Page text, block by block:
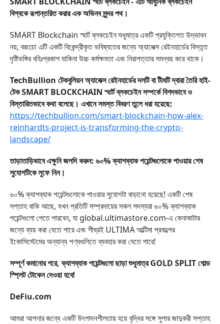
বিশ্বকে রূপান্তরিত করার এক অভিনব সুন্দর পথ।
SMART Blockchain স্মার্ট ব্লকচেইন শুধুমাত্র একটি প্রযুক্তিগত উদ্ভাবন
নয়, বরংচো এটি একটি বিকেন্দ্রীকৃত ভবিষ্যতের জন্যে অ্যালেক্স রেইনহার্ডের বিস্তৃত
দৃষ্টিভঙ্গির বহিঃপ্রকাশ যাকিনা উচ্চ কর্মক্ষমতা এবং নিরাপত্তার সমন্বয় করে থাকে।
TechBullion টেকবুলিয়ন অ্যালেক্স রেইনহার্ডের দলটি বা টীমটি দ্বারা তৈরি হাই-
টেক SMART BLOCKCHAIN স্মার্ট ব্লকচেইন সম্পর্কে বিশদভাবে ও
বিস্তারিতভাবে কথা বলেছে। এখানে সমস্ত বিবরণ তুলে ধরা হয়েছে:
https://techbullion.com/smart-blockchain-how-alex-
reinhardts-project-is-transforming-the-crypto-
landscape/
তাড়াতাড়িভাবে এক্ষুনি জলদি করুন: ৬০% ক্যাশব্যাক পয়েন্টগুলোকে পাওয়ার শেষ
সুযোগটিকে লুফে নিন।
৬০% ক্যাশব্যাক পয়েন্টগুলোকে পাওয়ার সুযোগটা বাড়ানো হয়েছে! একটি শেষ
সপ্তাহ বাকি আছে, যখন প্রতিটি সম্প্রদায়ের সকল সদস্যরা ৬০% ক্যাশব্যাক
পয়েন্টগুলো পেতে পারবেন, যা global.ultimastore.com-এ কেনাকাটার
জন্যে ব্যয় করা যেতে পারে এবং শীঘ্রই ULTIMA আল্টিমা প্রকল্পের
ইকোসিস্টেমের অন্যান্য পণ্যগুলিতে ব্যবহার করা যেতে পারে!
সম্পূর্ণ কমানোর পরে, ক্যাশব্যাক পয়েন্টগুলো ছাড়া শুধুমাত্র GOLD SPLIT গোল্ড
স্প্লিট টোকেন দেওয়া হবে!
DeFiu.com
আমরা আপনার জন্যে একটি উৎপাদনশীলতায় হয়ে বৃদ্ধির সঙ্গে সুপার জাদুকরী সপ্তাহ